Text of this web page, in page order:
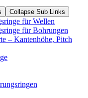
Collapse Sub Links
für Wellen
für Bohrungen
– Kantenhöhe, Pitch